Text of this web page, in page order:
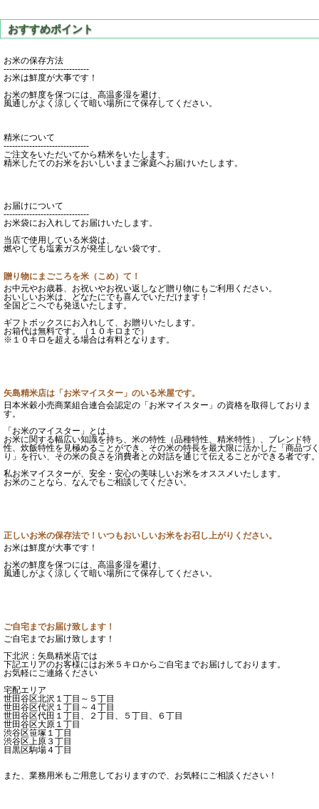
お米の保存方法
------------------------------
お米は鮮度が大事です！
お米の鮮度を保つには、高温多湿を避け、
風通しがよく涼しくて暗い場所にて保存してください。
精米について
------------------------------
ご注文をいただいてから精米をいたします。
精米したてのお米をおいしいままご家庭へお届けいたします。
お届けについて
------------------------------
お米袋にお入れしてお届けいたします。
当店で使用している米袋は、
燃やしても塩素ガスが発生しない袋です。
贈り物にまごころを米（こめ）て！
お中元やお歳暮、お祝いやお祝い返しなど贈り物にもご利用ください。
おいしいお米は、どなたにでも喜んでいただけます！
全国どこへでも発送いたします。
ギフトボックスにお入れして、お贈りいたします。
お箱代は無料です。（１０キロまで）
※１０キロを超える場合は有料となります。
矢島精米店は「お米マイスター」のいる米屋です。
日本米穀小売商業組合連合会認定の「お米マイスター」の資格を取得しておりま
す。
「お米のマイスター」とは、
お米に関する幅広い知識を持ち、米の特性（品種特性、精米特性）、ブレンド特
性、炊飯特性を見極めることができ、その米の特長を最大限に活かした「商品づく
り」を行い、その米の良さを消費者との対話を通じて伝えることができる者です。
私お米マイスターが、安全・安心の美味しいお米をオススメいたします。
お米のことなら、なんでもご相談してください。
正しいお米の保存法で！いつもおいしいお米をお召し上がりください。
お米は鮮度が大事です！
お米の鮮度を保つには、高温多湿を避け、
風通しがよく涼しくて暗い場所にて保存してください。
ご自宅までお届け致します！
ご自宅までお届け致します！
下北沢：矢島精米店では
下記エリアのお客様にはお米５キロからご自宅までお届けしております。
お気軽にご連絡ください
宅配エリア
世田谷区北沢１丁目～５丁目
世田谷区代沢１丁目～４丁目
世田谷区代田１丁目、２丁目、５丁目、６丁目
世田谷区大原１丁目
渋谷区笹塚１丁目
渋谷区上原３丁目
目黒区駒場４丁目
また、業務用米もご用意しておりますので、お気軽にご相談ください！